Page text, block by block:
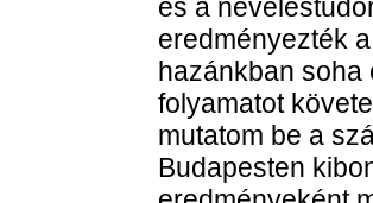
és a
eredményezték
hazánkban soha
folyamatot
mutatom be a
Budapesten